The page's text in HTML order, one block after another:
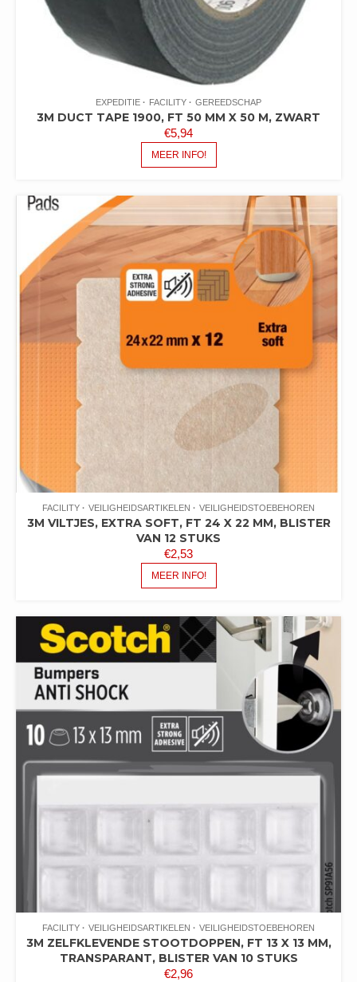
EXPEDITIE FACILITY GEREEDSCHAP
3M DUCT TAPE 1900, FT 50 MM X 50 M, ZWART
€5,94
MEER INFO!
FACILITY VEILIGHEIDSARTIKELEN VEILIGHEIDSTOEBEHOREN
3M VILTJES, EXTRA SOFT, FT 24 X 22 MM, BLISTER
VAN 12 STUKS
€2,53
MEER INFO!
FACILITY VEILIGHEIDSARTIKELEN VEILIGHEIDSTOEBEHOREN
3M ZELFKLEVENDE STOOTDOPPEN, FT 13 X 13 MM,
TRANSPARANT, BLISTER VAN 10 STUKS
€2,96